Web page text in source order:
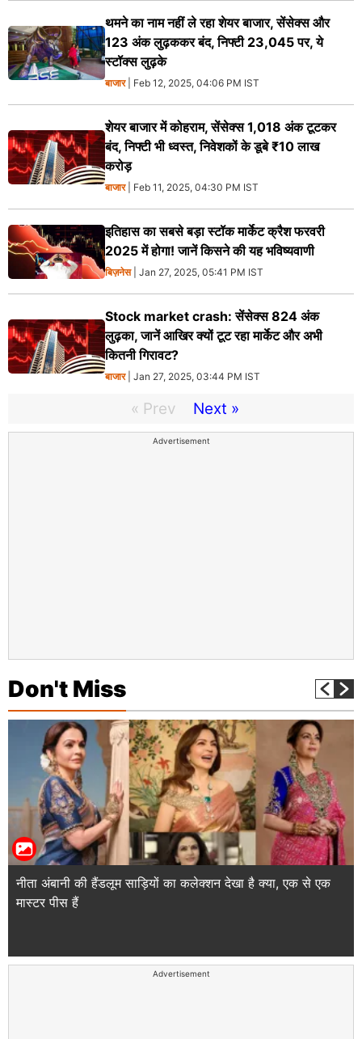
थमने का नाम नहीं ले रहा शेयर बाजार, सेंसेक्स और
123 अंक लुढ़ककर बंद, निफ्टी 23,045 पर, ये
स्टॉक्स लुढ़के
बाजार| Feb 12, 2025, 04:06 PM IST
शेयर बाजार में कोहराम, सेंसेक्स 1,018 अंक टूटकर
बंद, निफ्टी भी ध्वस्त, निवेशकों के डूबे ₹10 लाख
करोड़
बाजार| Feb 11, 2025, 04:30 PM IST
इतिहास का सबसे बड़ा स्टॉक मार्केट क्रैश फरवरी
2025 में होगा! जानें किसने की यह भविष्यवाणी
बिज़नेस| Jan 27, 2025, 05:41 PM IST
Stock market crash: सेंसेक्स 824 अंक
लुढ़का, जानें आखिर क्यों टूट रहा मार्केट और अभी
कितनी गिरावट?
बाजार| Jan 27, 2025, 03:44 PM IST
« Prev Next »
Advertisement
Don't Miss
नीता अंबानी की हैंडलूम साड़ियों का कलेक्शन देखा है क्या, एक से एक
मास्टर पीस हैं
Advertisement